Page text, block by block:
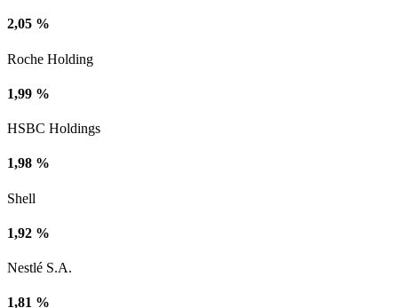
2,05 %
Roche Holding
1,99 %
HSBC Holdings
1,98 %
Shell
1,92 %
Nestlé S.A.
1,81 %